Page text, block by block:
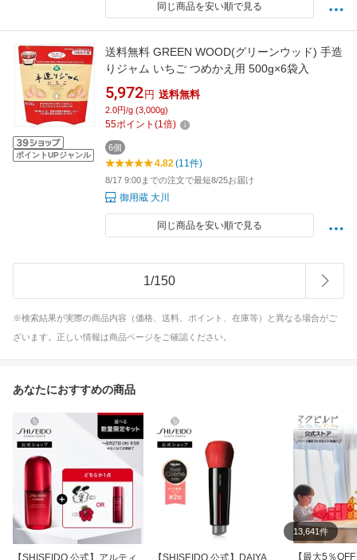
同じ商品を安い順で見る
ポイントUPジャンル
送料無料 GREEN WOOD(グリーンウッド) 手造
りジャム いちご つめかえ用 500g×6袋入
5,972 円 送料無料
2.0円/g (3,000g)
55ポイント (1倍)
6個
4.82(11件)
8/17 9:00までの注文で最短8/25お届け
御用蔵 大川
同じ商品を安い順で見る
1/150
※検索結果が実際の商品内容（価格、送料、ポイント、在庫等）と異なる場合がご
ざいます。正しい情報は商品ページをご確認ください。
あなたにおすすめの商品
【最大5％
13,641件